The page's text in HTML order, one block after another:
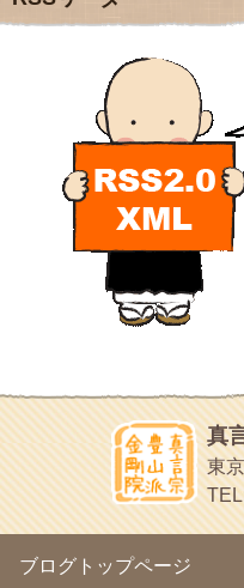
2011年9月(24)
2011年7月(18)
2011年6月
2011年5月
(15)
2011年4月(17)
2011年3月(15)
2011年2月
2011年1月(22)
2010年12月(21)
2010年11月
2010年10月(13)
(16)
2010年6月(18)
2010年5月(22)
2010年4月(25)
2010年3月
(22)
2010年2月(23)
2010年1月(23)
(18)
2009年11月
(20)
小豆島 圓満寺
新聞屋の道具箱
新聞社で使われる用語の解説
makotoさんの御符内巡礼
東京の巡礼記です
POLYHEDON
いろいろなことが書いてある
bunchan
あちこち行って！
目白鍼灸院
日本人の繊細な体質にあわ
ほうげん日記
放言じゃなくて和尚さんの名
面白いサイトみつけたよ
ヘェ～という感じ
chocolab.Air♪DIALY
ラブラドールのワンちゃんが
真
東
ブログトップページ